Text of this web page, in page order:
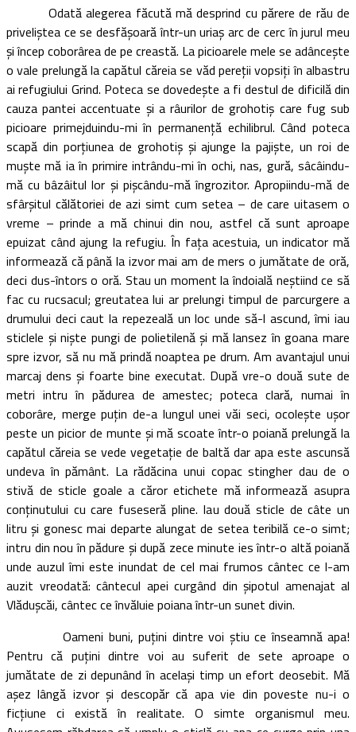
Odată alegerea făcută mă desprind cu părere de rău de
priveliştea ce se desfăşoară într-un uriaş arc de cerc în jurul meu
şi încep coborârea de pe creastă. La picioarele mele se adânceşte
o vale prelungă la capătul căreia se văd pereţii vopsiţi în albastru
ai refugiului Grind. Poteca se dovedeşte a fi destul de dificilă din
cauza pantei accentuate şi a râurilor de grohotiş care fug sub
picioare primejduindu-mi în permanenţă echilibrul. Când poteca
scapă din porţiunea de grohotiş şi ajunge la pajişte, un roi de
muşte mă ia în primire intrându-mi în ochi, nas, gură, sâcâindu-
mă cu bâzâitul lor şi pişcându-mă îngrozitor. Apropiindu-mă de
sfârşitul călătoriei de azi simt cum setea – de care uitasem o
vreme – prinde a mă chinui din nou, astfel că sunt aproape
epuizat când ajung la refugiu. În faţa acestuia, un indicator mă
informează că până la izvor mai am de mers o jumătate de oră,
deci dus-întors o oră. Stau un moment la îndoială neştiind ce să
fac cu rucsacul; greutatea lui ar prelungi timpul de parcurgere a
drumului deci caut la repezeală un loc unde să-l ascund, îmi iau
sticlele şi nişte pungi de polietilenă şi mă lansez în goana mare
spre izvor, să nu mă prindă noaptea pe drum. Am avantajul unui
marcaj dens şi foarte bine executat. După vre-o două sute de
metri intru în pădurea de amestec; poteca clară, numai în
coborâre, merge puţin de-a lungul unei văi seci, ocoleşte uşor
peste un picior de munte şi mă scoate într-o poiană prelungă la
capătul căreia se vede vegetaţie de baltă dar apa este ascunsă
undeva în pământ. La rădăcina unui copac stingher dau de o
stivă de sticle goale a căror etichete mă informează asupra
conţinutului cu care fuseseră pline. Iau două sticle de câte un
litru şi gonesc mai departe alungat de setea teribilă ce-o simt;
intru din nou în pădure şi după zece minute ies într-o altă poiană
unde auzul îmi este inundat de cel mai frumos cântec ce l-am
auzit vreodată: cântecul apei curgând din şipotul amenajat al
Vlăduşcăi, cântec ce învăluie poiana într-un sunet divin.
Oameni buni, puţini dintre voi ştiu ce înseamnă apa!
Pentru că puţini dintre voi au suferit de sete aproape o
jumătate de zi depunând în acelaşi timp un efort deosebit. Mă
aşez lângă izvor şi descopăr că apa vie din poveste nu-i o
ficţiune ci există în realitate. O simte organismul meu.